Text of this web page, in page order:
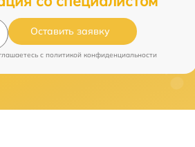
Оставить заявку
c политикой конфиденциальности